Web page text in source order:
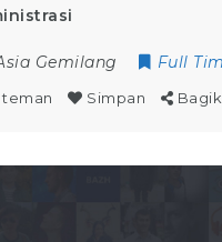
Gemilang Full
Simpan